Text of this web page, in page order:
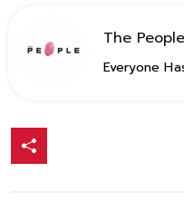
The People
Everyone